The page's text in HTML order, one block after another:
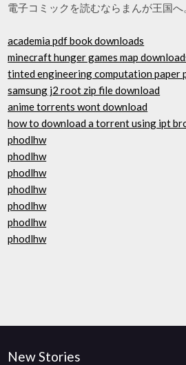
電子コミックを読むならまんが王国
academia pdf book downloads
minecraft hunger games map
tinted engineering computation paper
samsung j2 root zip file download
anime torrents wont download
how to download a torrent using ipt
phodlhw
phodlhw
phodlhw
phodlhw
phodlhw
phodlhw
phodlhw
New Stories